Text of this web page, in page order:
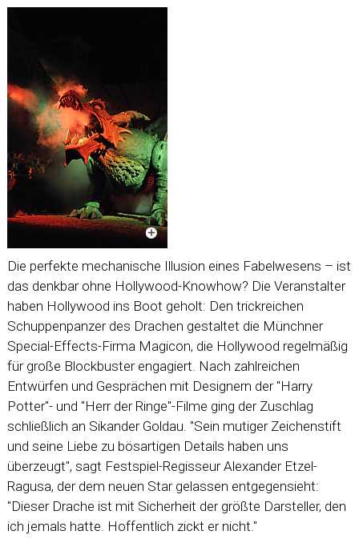
Die perfekte mechanische Illusion eines Fabelwesens – ist
das denkbar ohne Hollywood-Knowhow? Die Veranstalter
haben Hollywood ins Boot geholt: Den trickreichen
Schuppenpanzer des Drachen gestaltet die Münchner
Special-Effects-Firma Magicon, die Hollywood regelmäßig
für große Blockbuster engagiert. Nach zahlreichen
Entwürfen und Gesprächen mit Designern der "Harry
Potter"- und "Herr der Ringe"-Filme ging der Zuschlag
schließlich an Sikander Goldau. "Sein mutiger Zeichenstift
und seine Liebe zu bösartigen Details haben uns
überzeugt", sagt Festspiel-Regisseur Alexander Etzel-
Ragusa, der dem neuen Star gelassen entgegensieht:
"Dieser Drache ist mit Sicherheit der größte Darsteller, den
ich jemals hatte. Hoffentlich zickt er nicht."